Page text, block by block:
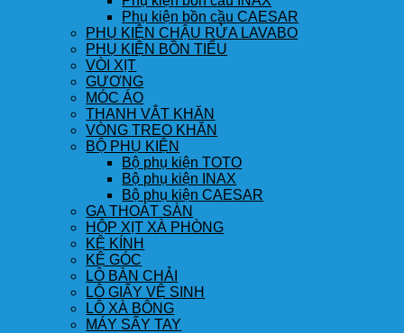
Phụ kiện bồn cầu CAESAR
PHỤ KIỆN CHẬU RỬA LAVABO
PHỤ KIỆN BỒN TIỂU
VÒI XỊT
GƯƠNG
MÓC ÁO
THANH VẮT KHĂN
VÒNG TREO KHĂN
BỘ PHỤ KIỆN
Bộ phụ kiện TOTO
Bộ phụ kiện INAX
Bộ phụ kiện CAESAR
GA THOÁT SÀN
HỘP XỊT XÀ PHÒNG
KỆ KÍNH
KỆ GÓC
LÔ BÀN CHẢI
LÔ GIẤY VỆ SINH
LÔ XÀ BÔNG
MÁY SẤY TAY